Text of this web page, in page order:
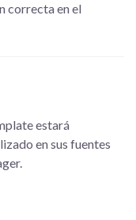
correcta en el
estará
en sus fuentes